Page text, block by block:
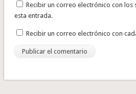
Recibir un correo electrónico con los
esta entrada.
Recibir un correo electrónico con